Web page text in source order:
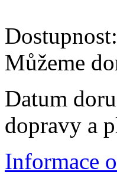
Dostupnost:
Můžeme
Datum
dopravy a
Informace